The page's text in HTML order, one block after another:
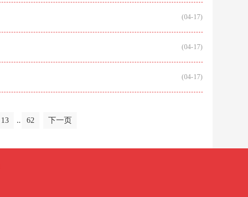
(04-17)
(04-17)
(04-17)
13 .. 62 下一页